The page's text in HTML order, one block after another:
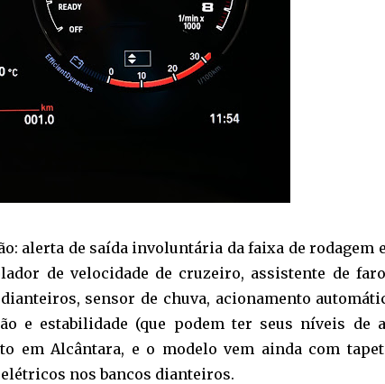
alerta de saída involuntária da faixa de rodagem
de velocidade de cruzeiro, assistente de
sensor de chuva, acionamento
e estabilidade (que podem ter seus níveis de
em Alcântara, e o modelo vem ainda com
nos bancos dianteiros.